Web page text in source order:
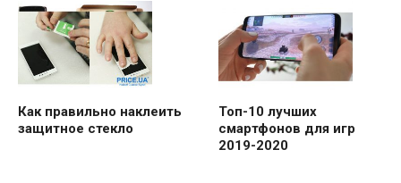
Как правильно наклеить
защитное стекло
Топ-10 лучших
смартфонов для игр
2019-2020